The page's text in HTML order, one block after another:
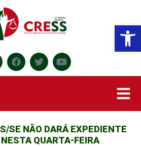
SE NÃO DARÁ EXPEDIENTE
QUARTA-FEIRA